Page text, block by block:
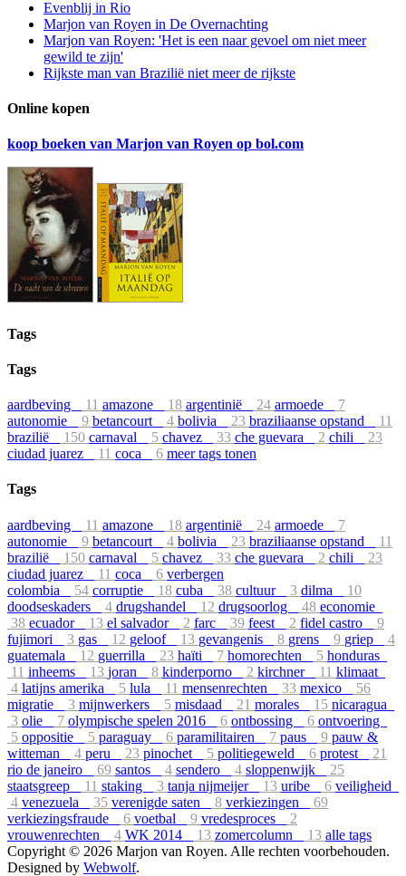
Evenblij in Rio
Marjon van Royen in De Overnachting
Marjon van Royen: 'Het is een naar gevoel om niet meer
gewild te zijn'
Rijkste man van Brazilië niet meer de rijkste
Online kopen
koop boeken van Marjon van Royen op bol.com
Tags
Tags
aardbeving 11 amazone 18 argentinië 24 armoede
7
autonomie
9 betancourt 4 bolivia 23 braziliaanse opstand
11
brazilië
150 carnaval 5 chavez 33 che guevara 2 chili
23
ciudad juarez
11 coca 6 meer tags tonen
Tags
aardbeving 11 amazone 18 argentinië 24 armoede
7
autonomie
9 betancourt 4 bolivia 23 braziliaanse opstand
11
brazilië
150 carnaval 5 chavez 33 che guevara 2 chili
23
ciudad juarez
11 coca 6 verbergen
colombia
54 corruptie 18 cuba 38 cultuur 3 dilma
10
doodseskaders
4 drugshandel 12 drugsoorlog 48 economie
38 ecuador 13 el salvador 2 farc 39 feest 2 fidel castro
9
fujimori
3 gas 12 geloof 13 gevangenis 8 grens 9 griep
4
guatemala
12 guerrilla 23 haïti 7 homorechten 5 honduras
11 inheems 13 joran 8 kinderporno 2 kirchner 11 klimaat
4 latijns amerika 5 lula 11 mensenrechten 33 mexico
56
migratie
3 mijnwerkers 5 misdaad 21 morales 15 nicaragua
3 olie 7 olympische spelen 2016 6 ontbossing 6 ontvoering
5 oppositie 5 paraguay 6 paramilitairen 7 paus 9 pauw &
witteman
4 peru 23 pinochet 5 politiegeweld 6 protest
21
rio de janeiro
69 santos 4 sendero 4 sloppenwijk
25
staatsgreep
11 staking 3 tanja nijmeijer 13 uribe 6 veiligheid
4 venezuela 35 verenigde saten 8 verkiezingen
69
verkiezingsfraude
6 voetbal 9 vredesproces
2
vrouwenrechten
4 WK 2014 13 zomercolumn 13 alle tags
Copyright © 2026 Marjon van Royen. Alle rechten voorbehouden.
Designed by Webwolf.